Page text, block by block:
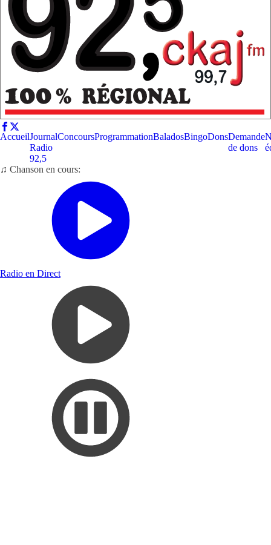
AccueilJournal
Radio
92,5
ConcoursProgrammationBaladosBingoDonsDemande
de dons
♫ Chanson en cours:
Radio en Direct